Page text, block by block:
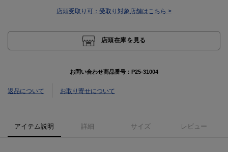
店頭受取り可： 受取り対象店舗はこちら >
店頭在庫を見る
お問い合わせ商品番号： P25-31004
返品について お取り寄せについて
アイテム説明 詳細 サイズ レビュー